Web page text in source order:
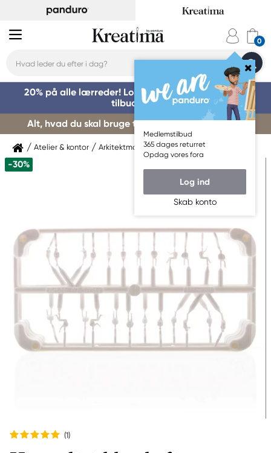
Medlemstilbud
365 dages returret
Opdag vores fora
Log ind
Skab konto
20% på alle lærreder! Log på for at benytte dig af
tilbuddet »
Alt, hvad du skal bruge til kursusstart – køb her »
Atelier & kontor Arkitektmaterialer Modelmateriale
-30%
(1)